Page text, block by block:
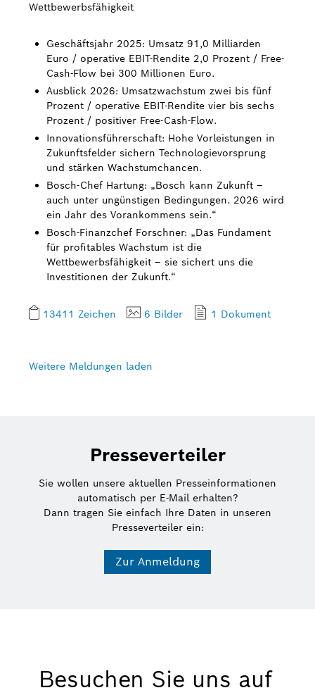
Wettbewerbsfähigkeit
Geschäftsjahr 2025: Umsatz 91,0 Milliarden
Euro / operative EBIT-Rendite 2,0 Prozent / Free-
Cash-Flow bei 300 Millionen Euro.
Ausblick 2026: Umsatzwachstum zwei bis fünf
Prozent / operative EBIT-Rendite vier bis sechs
Prozent / positiver Free-Cash-Flow.
Innovationsführerschaft: Hohe Vorleistungen in
Zukunftsfelder sichern Technologievorsprung
und stärken Wachstumchancen.
Bosch-Chef Hartung: „Bosch kann Zukunft –
auch unter ungünstigen Bedingungen. 2026 wird
ein Jahr des Vorankommens sein.“
Bosch-Finanzchef Forschner: „Das Fundament
für profitables Wachstum ist die
Wettbewerbsfähigkeit – sie sichert uns die
Investitionen der Zukunft.“
13411 Zeichen 6 Bilder 1 Dokument
Weitere Meldungen laden
Presseverteiler
Sie wollen unsere aktuellen Presseinformationen
automatisch per E-Mail erhalten?
Dann tragen Sie einfach Ihre Daten in unseren
Presseverteiler ein:
Zur Anmeldung
Besuchen Sie uns auf